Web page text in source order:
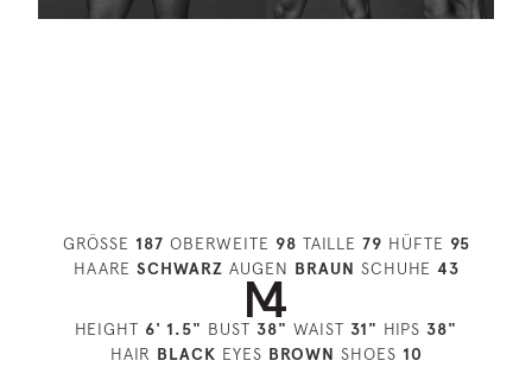
GRÖSSE 187 OBERWEITE 98 TAILLE 79 HÜFTE 95
HAARE SCHWARZ AUGEN BRAUN SCHUHE 43
HEIGHT 6' 1.5" BUST 38" WAIST 31" HIPS 38"
HAIR BLACK EYES BROWN SHOES 10